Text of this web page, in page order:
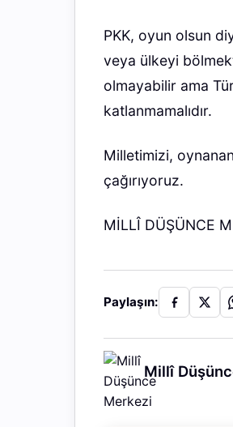
PKK, oyun olsun
veya ülkeyi
olmayabilir ama
katlanmamalıdır.
Milletimizi,
çağırıyoruz.
MİLLÎ DÜŞÜNCE
Paylaşın:
Millî